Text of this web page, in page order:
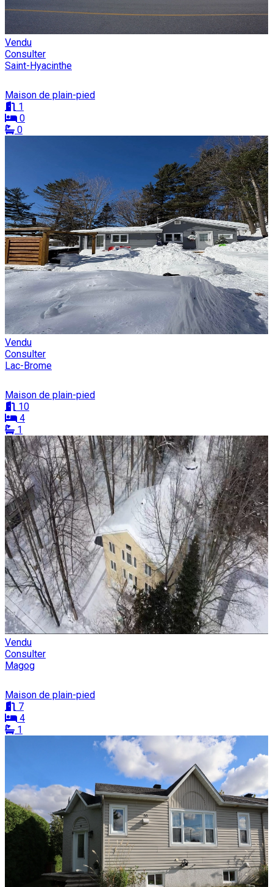
Vendu
Consulter
Saint-Hyacinthe
Maison de plain-pied
1
0
0
Vendu
Consulter
Lac-Brome
Maison de plain-pied
10
4
1
Vendu
Consulter
Magog
Maison de plain-pied
7
4
1